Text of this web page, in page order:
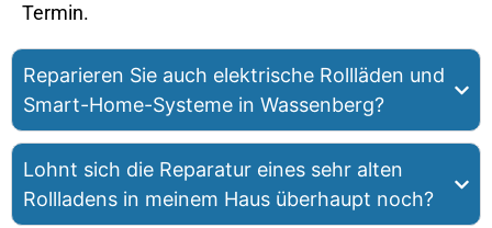
Termin.
Reparieren Sie auch elektrische Rollläden und
Smart-Home-Systeme in Wassenberg?
Lohnt sich die Reparatur eines sehr alten
Rollladens in meinem Haus überhaupt noch?